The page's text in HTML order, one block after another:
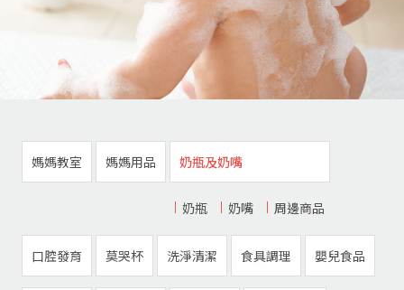
媽媽教室 媽媽用品 奶瓶及奶嘴
奶瓶 奶嘴 周邊商品
口腔發育 莫哭杯 洗淨清潔 食具調理 嬰兒食品